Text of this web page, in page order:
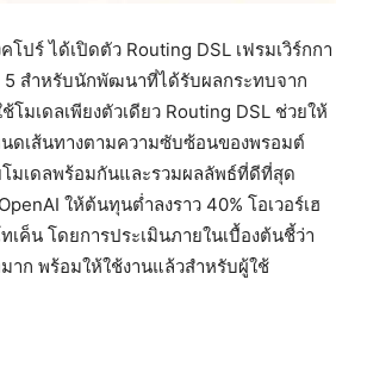
ปร์ ได้เปิดตัว Routing DSL เฟรมเวิร์กกา
5 สำหรับนักพัฒนาที่ได้รับผลกระทบจาก
มเดลเพียงตัวเดียว Routing DSL ช่วยให้
ดเส้นทางตามความซับซ้อนของพรอมต์
มเดลพร้อมกันและรวมผลลัพธ์ที่ดีที่สุด
ให้ต้นทุนต่ำลงราว 40% โอเวอร์เฮ
ค็น โดยการประเมินภายในเบื้องต้นชี้ว่า
าก พร้อมให้ใช้งานแล้วสำหรับผู้ใช้